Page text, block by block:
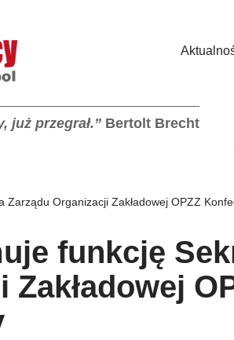
już przegrał.” Bertolt Brecht
Zarządu Organizacji Zakładowej OPZZ
funkcję